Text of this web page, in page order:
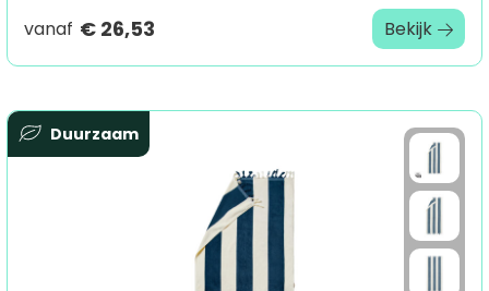
vanaf € 26,53 Bekijk
Duurzaam